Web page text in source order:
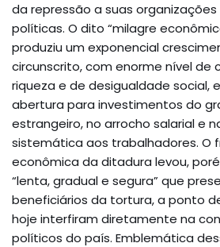
da repressão a suas
políticas. O dito “milagre
produziu um exponencial
circunscrito, com enorme nível de
riqueza e de desigualdade social,
abertura para investimentos do
estrangeiro, no arrocho salarial e
sistemática aos trabalhadores. O
econômica da ditadura levou,
“lenta, gradual e segura” que
beneficiários da tortura, a ponto
hoje interfiram diretamente na
políticos do país. Emblemática